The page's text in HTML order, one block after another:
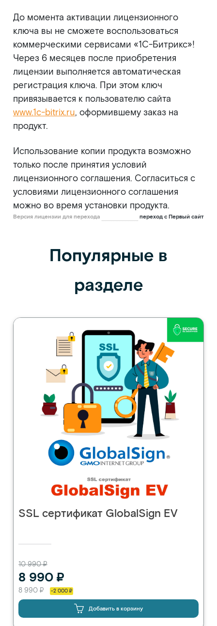
До момента активации лицензионного
ключа вы не сможете воспользоваться
коммерческими сервисами «1С-Битрикс»!
Через 6 месяцев после приобретения
лицензии выполняется автоматическая
регистрация ключа. При этом ключ
привязывается к пользователю сайта
www.1c-bitrix.ru, оформившему заказ на
продукт.
Использование копии продукта возможно
только после принятия условий
лицензионного соглашения. Согласиться с
условиями лицензионного соглашения
можно во время установки продукта.
Версия лицензии для перехода переход с Первый сайт
Популярные в
разделе
SSL сертификат GlobalSign EV
10 990 ₽
8 990 ₽
8 990 ₽ -2 000 ₽
Добавить в корзину